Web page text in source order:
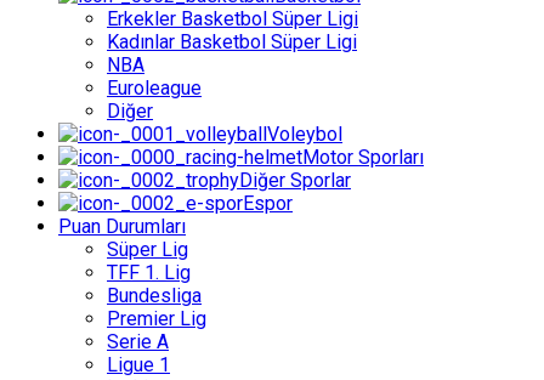
Erkekler Basketbol Süper Ligi
Kadınlar Basketbol Süper Ligi
NBA
Euroleague
Diğer
Voleybol
Motor Sporları
Diğer Sporlar
Espor
Puan Durumları
Süper Lig
TFF 1. Lig
Bundesliga
Premier Lig
Serie A
Ligue 1